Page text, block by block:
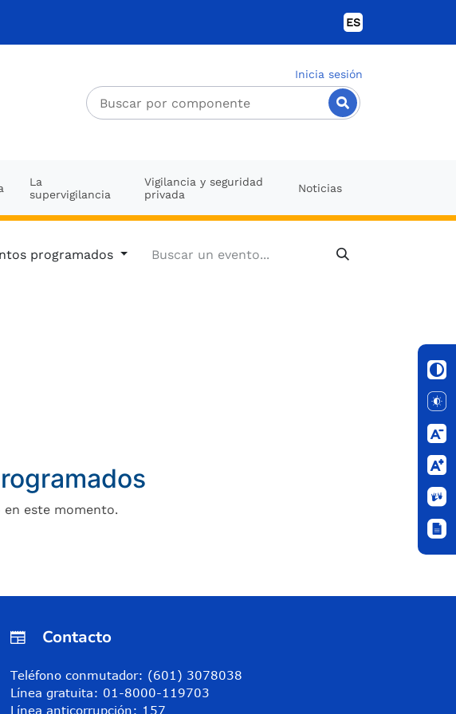
ES
Inicia sesión
La
supervigilancia
Vigilancia y seguridad
privada
Noticias
programados
este momento.
Contacto
Teléfono conmutador: (601) 3078038
Línea gratuita: 01-8000-119703
Línea anticorrupción: 157